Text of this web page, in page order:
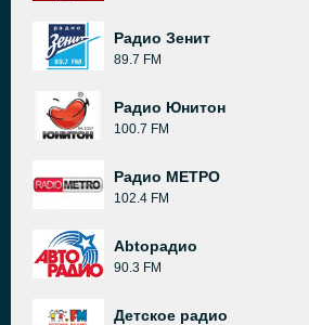
Радио Зенит
89.7 FM
Радио Юнитон
100.7 FM
Радио МЕТРО
102.4 FM
Abtoрадио
90.3 FM
Детское радио